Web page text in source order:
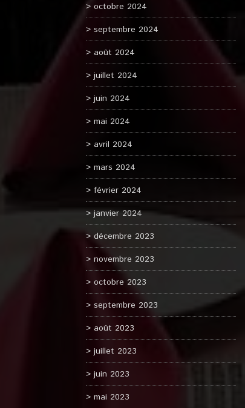
octobre 2024
septembre 2024
août 2024
juillet 2024
juin 2024
mai 2024
avril 2024
mars 2024
février 2024
janvier 2024
décembre 2023
novembre 2023
octobre 2023
septembre 2023
août 2023
juillet 2023
juin 2023
mai 2023